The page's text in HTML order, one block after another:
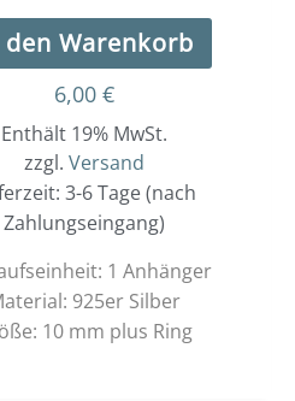
den Warenkorb
6,00 €
Enthält 19% MwSt.
zzgl. Versand
3-6 Tage (nach
Zahlungseingang)
1 Anhänger
925er Silber
10 mm plus Ring